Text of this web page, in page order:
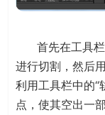
首先在工具栏
进行切割，然后
利用工具栏中的“
点，使其空出一